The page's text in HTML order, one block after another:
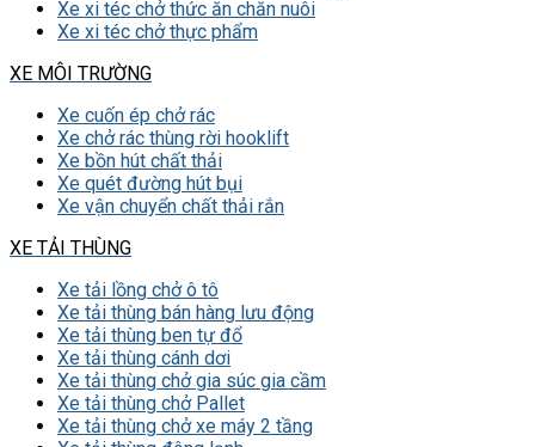
Xe xi téc chở thức ăn chăn nuôi
Xe xi téc chở thực phẩm
XE MÔI TRƯỜNG
Xe cuốn ép chở rác
Xe chở rác thùng rời hooklift
Xe bồn hút chất thải
Xe quét đường hút bụi
Xe vận chuyển chất thải rắn
XE TẢI THÙNG
Xe tải lồng chở ô tô
Xe tải thùng bán hàng lưu động
Xe tải thùng ben tự đổ
Xe tải thùng cánh dơi
Xe tải thùng chở gia súc gia cầm
Xe tải thùng chở Pallet
Xe tải thùng chở xe máy 2 tầng